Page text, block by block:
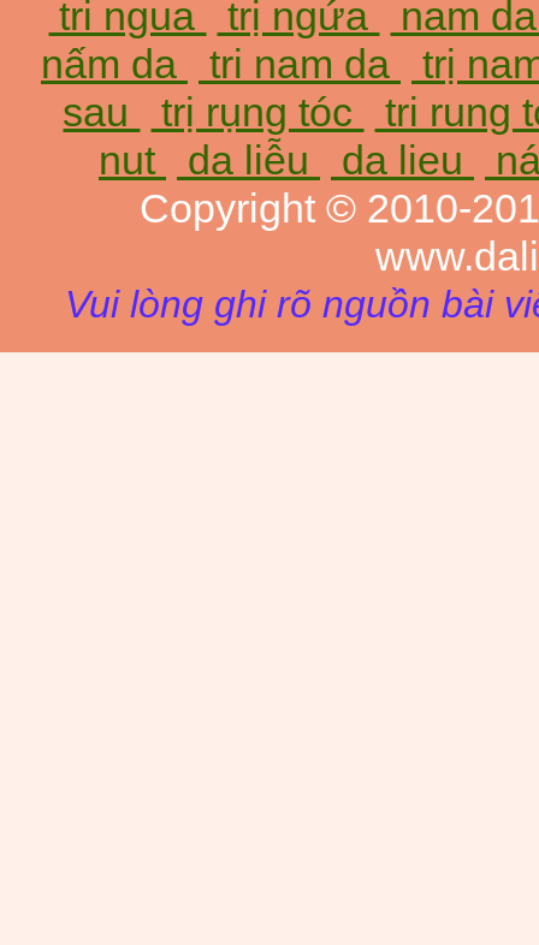
tri ngua
trị ngứa
nam
nấm da
tri nam da
trị
sau
trị rụng tóc
tri rung
nut
da liễu da lieu
Copyright © 2010-
Vui lòng ghi rõ nguồn bài